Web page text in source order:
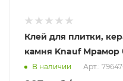
Клей для плитки,
камня Knauf Мрамор
В наличии Арт.: